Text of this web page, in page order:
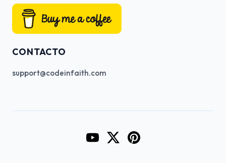
CONTACTO
support@codeinfaith.com
Go to CodeInFaith's YouTube
Go to CodeInFaith's Twitter
Go to CodeInFaith's